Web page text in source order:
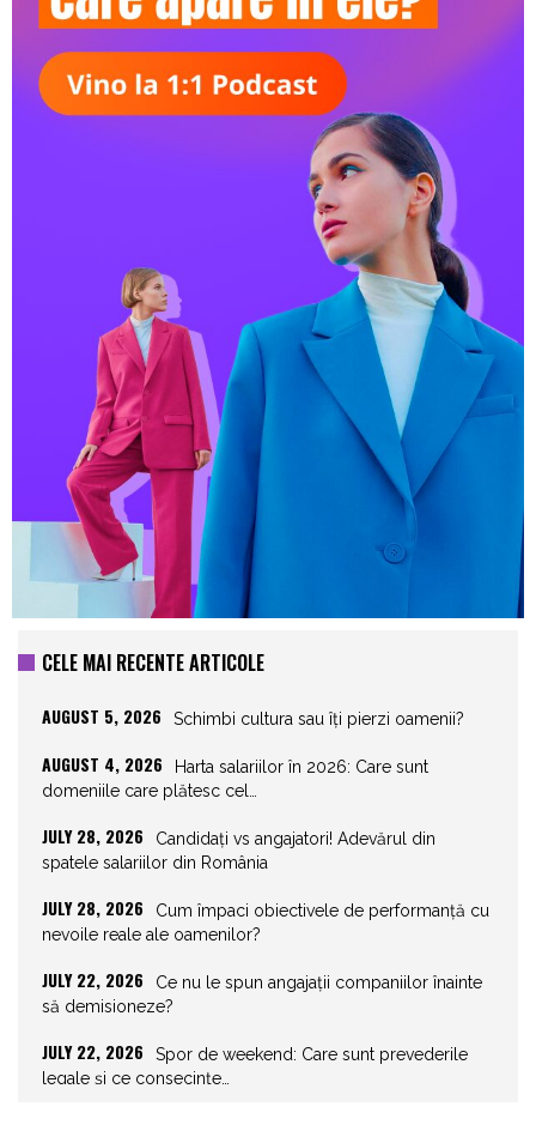
CELE MAI RECENTE ARTICOLE
AUGUST 5, 2026 Schimbi cultura sau îți pierzi oamenii?
AUGUST 4, 2026
Harta salariilor în 2026: Care sunt
domeniile care plătesc cel…
JULY 28, 2026
Candidați vs angajatori! Adevărul din
spatele salariilor din România
JULY 28, 2026
Cum împaci obiectivele de performanță cu
nevoile reale ale oamenilor?
JULY 22, 2026
Ce nu le spun angajații companiilor înainte
să demisioneze?
JULY 22, 2026
Spor de weekend: Care sunt prevederile
legale și ce consecințe…